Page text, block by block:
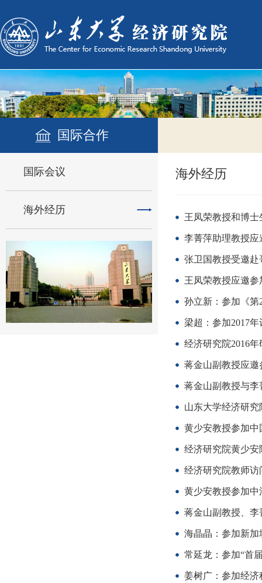
国际合作
国际会议
海外经历
海外经历
王凤荣教授和博士
李菁萍助理教授
张卫国教授受邀
王凤荣教授应邀
孙立新：参加《第
梁超：参加2017
经济研究院2016
蒋金山副教授应邀
蒋金山副教授与
山东大学经济研
黄少安教授参加中
经济研究院黄少
经济研究院教师
黄少安教授参加中
蒋金山副教授、李
海晶晶：参加新加
常延龙：参加“首
姜树广：参加经济